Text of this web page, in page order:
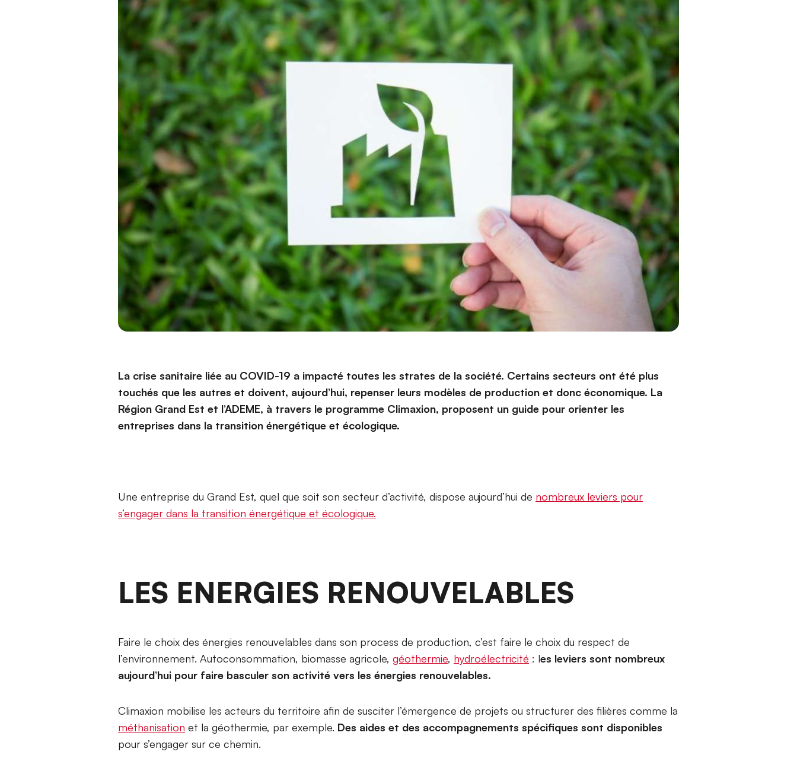
La crise sanitaire liée au COVID-19 a impacté toutes les strates de la société. Certains secteurs ont été plus
touchés que les autres et doivent, aujourd’hui, repenser leurs modèles de production et donc économique. La
Région Grand Est et l’ADEME, à travers le programme Climaxion, proposent un guide pour orienter les
entreprises dans la transition énergétique et écologique.
Une entreprise du Grand Est, quel que soit son secteur d’activité, dispose aujourd’hui de nombreux leviers pour
s’engager dans la transition énergétique et écologique.
LES ENERGIES RENOUVELABLES
Faire le choix des énergies renouvelables dans son process de production, c’est faire le choix du respect de
l’environnement. Autoconsommation, biomasse agricole, géothermie, hydroélectricité : les leviers sont nombreux
aujourd’hui pour faire basculer son activité vers les énergies renouvelables.
Climaxion mobilise les acteurs du territoire afin de susciter l’émergence de projets ou structurer des filières comme la
méthanisation et la géothermie, par exemple. Des aides et des accompagnements spécifiques sont disponibles
pour s’engager sur ce chemin.